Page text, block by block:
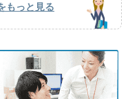
もっと見る